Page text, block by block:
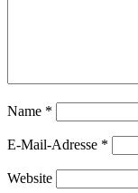
Name *
E-Mail-Adresse *
Website